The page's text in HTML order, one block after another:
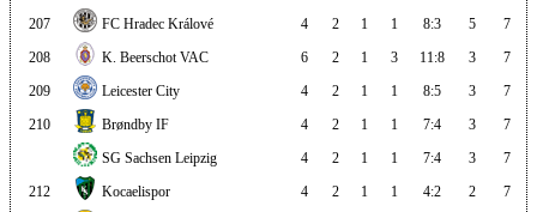
207
FC Hradec Králové 4 2 1 1 8:3 5
7
208
K. Beerschot VAC 6 2 1 3 11:8 3
7
209
Leicester City 4 2 1 1 8:5 3
7
210
Brøndby IF 4 2 1 1 7:4 3
7
SG Sachsen Leipzig
4 2 1 1 7:4 3
7
212
Kocaelispor 4 2 1 1 4:2 2
7